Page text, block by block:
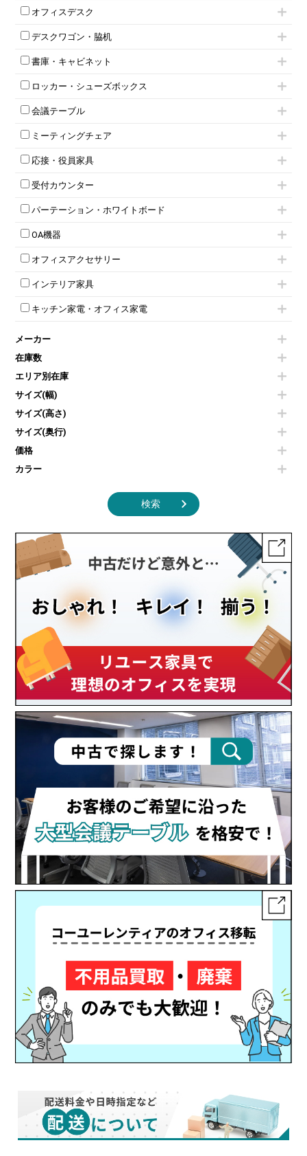
肘付きチェア
肘無しチェア
役員チェア
オフィスチェアその他
オフィスデスク
片袖机
フリーアドレスデスク（ベンチデスク）
昇降デスク
両袖机
デスクワゴン・脇机
インワゴン2段
インワゴン3段
脇机
書庫・キャビネット
ハイキャビネット
ローキャビネット
両開きキャビネット
上下連結キャビネット
軽量ラック（スチールラック）
収納家具その他
両開書庫
ラテラル書庫
ロッカー・シューズボックス
1人用ロッカー
2人用ロッカー
3人用ロッカー
5人用ロッカー
8人用ロッカー
多人数ロッカー
ダイヤル錠ロッカー
ダイヤル錠ロッカー
ワードローブ・クローゼット
会議テーブル
ミーティングテーブル
スタッキングテーブル
ネスティングテーブル
カウンターテーブル
T字脚テーブル
会議テーブルW1200～
会議テーブルW1800～
平行スタックテーブル
会議テーブルその他
ミーティングチェア
キャスター付きミーティングチェア
スタッキングミーティングチェア
テーブル付きミーティングチェア
折りたたみミーティングチェア
ハイチェア
ミーティングチェアその他
応接・役員家具
応接セット
応接ソファ
応接チェア
応接・役員家具その他
受付カウンター
ハイカウンター
ローカウンター
ラウンジカウンター
パーテーション・ホワイトボード
パーテーション
自立タイプパーテーション
パーテーションその他
壁掛けホワイトボード
ホワイトボードその他
OA機器
電話機（ビジネスフォン）
シュレッダー
スクリーン
その他OA機器
オフィスアクセサリー
チェア用台車
演台・講演台・演説台
防音パネル
コートハンガー・ポールハンガー
傘立て
食器棚・キッチンキャビネット
カタログスタンド
オフィスアクセサリーその他
インテリア家具
モールドチェア
ダイニングチェア
カウンターテーブル
センターテーブル・サイドテーブル
ベンチ・スツール
ソファ
シェルフ
ダストボックス（ゴミ箱）
インテリア家具その他
キッチン家電・オフィス家電
冷蔵庫・洗濯機
空気清浄機・加湿器
液晶テレビ・モニター類
エアコン
照明機器
掃除機
季節家電
メーカー
在庫数
エリア別在庫
サイズ(幅)
サイズ(高さ)
サイズ(奥行)
価格
カラー
検索